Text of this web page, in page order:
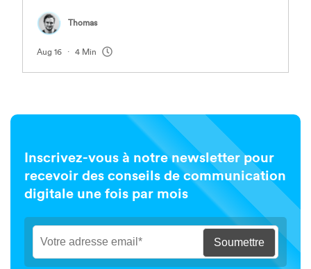
Thomas
Aug 16 4 Min
Inscrivez-vous à notre newsletter pour
recevoir des conseils de communication
digitale une fois par mois